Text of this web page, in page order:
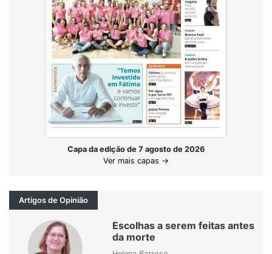
Capa da edição de 7 agosto de 2026
Ver mais capas →
Artigos de Opinião
Escolhas a serem feitas antes
da morte